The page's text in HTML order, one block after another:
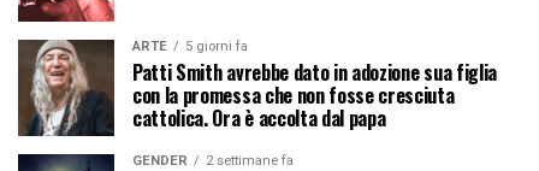
ARTE 5 giorni fa
Patti Smith avrebbe dato in adozione sua figlia
con la promessa che non fosse cresciuta
cattolica. Ora è accolta dal papa
GENDER 2 settimane fa